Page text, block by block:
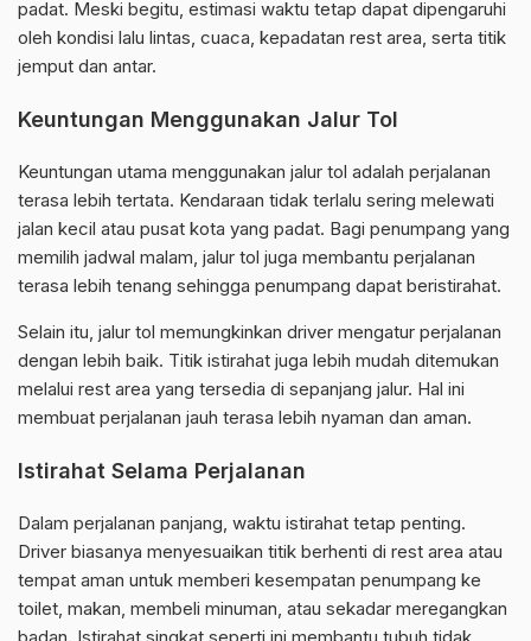
padat. Meski begitu, estimasi waktu tetap dapat dipengaruhi
oleh kondisi lalu lintas, cuaca, kepadatan rest area, serta titik
jemput dan antar.
Keuntungan Menggunakan Jalur Tol
Keuntungan utama menggunakan jalur tol adalah perjalanan
terasa lebih tertata. Kendaraan tidak terlalu sering melewati
jalan kecil atau pusat kota yang padat. Bagi penumpang yang
memilih jadwal malam, jalur tol juga membantu perjalanan
terasa lebih tenang sehingga penumpang dapat beristirahat.
Selain itu, jalur tol memungkinkan driver mengatur perjalanan
dengan lebih baik. Titik istirahat juga lebih mudah ditemukan
melalui rest area yang tersedia di sepanjang jalur. Hal ini
membuat perjalanan jauh terasa lebih nyaman dan aman.
Istirahat Selama Perjalanan
Dalam perjalanan panjang, waktu istirahat tetap penting.
Driver biasanya menyesuaikan titik berhenti di rest area atau
tempat aman untuk memberi kesempatan penumpang ke
toilet, makan, membeli minuman, atau sekadar meregangkan